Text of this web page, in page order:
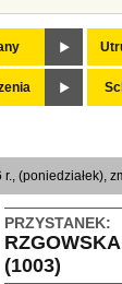
(poniedziałek),
PRZYSTANEK:
(1003)